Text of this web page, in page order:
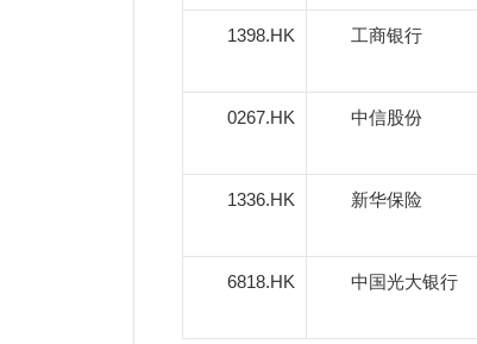
1398.HK 工商银行
0267.HK 中信股份
1336.HK 新华保险
6818.HK 中国光大银行